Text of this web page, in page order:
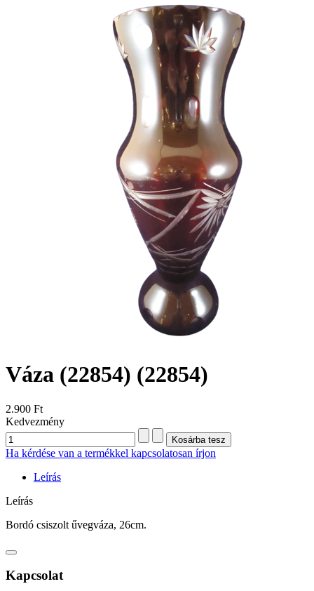
Váza (22854) (22854)
2.900 Ft
Kedvezmény
Ha kérdése van a termékkel kapcsolatosan írjon
Leírás
Leírás
Bordó csiszolt űvegváza, 26cm.
Kapcsolat